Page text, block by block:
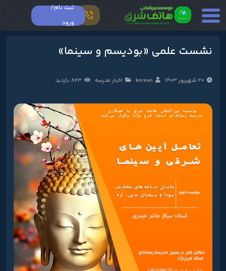
ثبت نام/
ورود
نشست علمی «بودیسم و سینما»
20 شهریور 1403 korean اخبار مدرسه 823 بازدید